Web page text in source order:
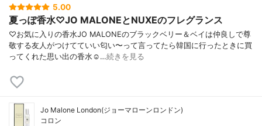
5.00
夏っぽ香水♡JO MALONEとNUXEのフレグランス
♡お気に入りの香水JO MALONEのブラックベリー＆ベイは仲良しで尊
敬する友人がつけてていい匂い〜って言ってたら韓国に行ったときに買
ってくれた思い出の香水☺️…続きを見る
Jo Malone London(ジョーマローンロンドン)
コロン